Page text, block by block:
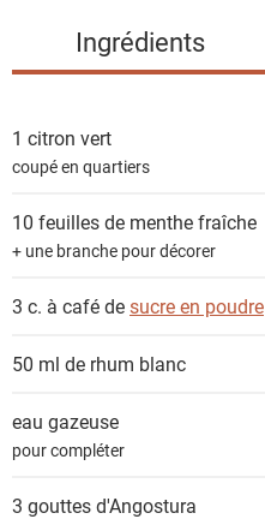
e
n
t
Ingrédients
1 citron vert
coupé en quartiers
10 feuilles de menthe fraîche
+ une branche pour décorer
3 c. à café desucre en poudre
50 ml de rhum blanc
eau gazeuse
pour compléter
3 gouttesd'Angostura